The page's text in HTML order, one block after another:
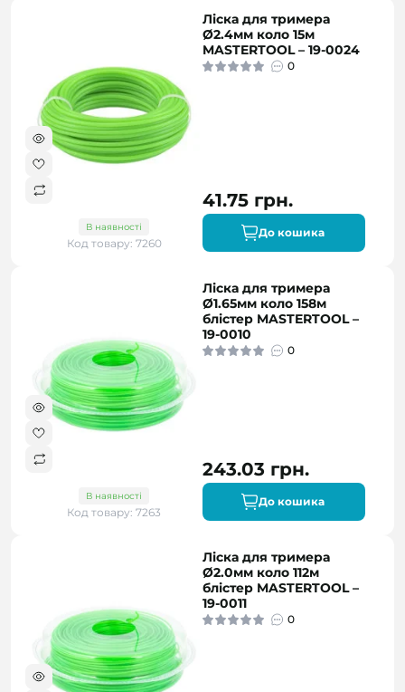
В наявності
Код товару: 7260
Ліска для тримера
Ø2.4мм коло 15м
MASTERTOOL – 19-0024
0
41.75 грн.
До кошика
В наявності
Код товару: 7263
Ліска для тримера
Ø1.65мм коло 158м
блістер MASTERTOOL –
19-0010
0
243.03 грн.
До кошика
Ліска для тримера
Ø2.0мм коло 112м
блістер MASTERTOOL –
19-0011
0